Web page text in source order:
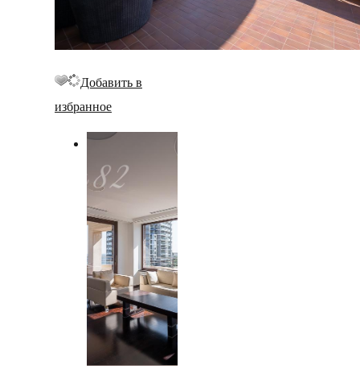
Добавить в
избранное